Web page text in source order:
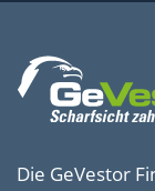
Die GeVestor